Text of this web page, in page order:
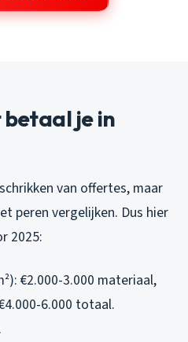
je in
van offertes, maar
peren vergelijken. Dus hier
2025:
€2.000-3.000 materiaal,
6.000 totaal.